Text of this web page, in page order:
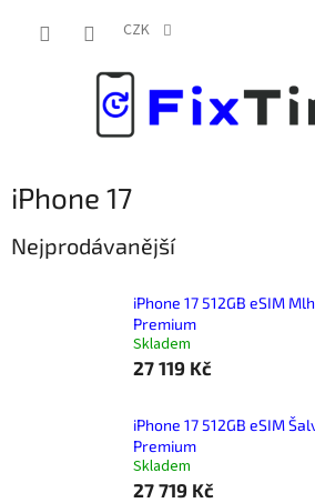
CZK
iPhone 17
Nejprodávanější
iPhone 17 512GB eSIM
Premium
Skladem
27 119 Kč
iPhone 17 512GB eSIM
Premium
Skladem
27 719 Kč